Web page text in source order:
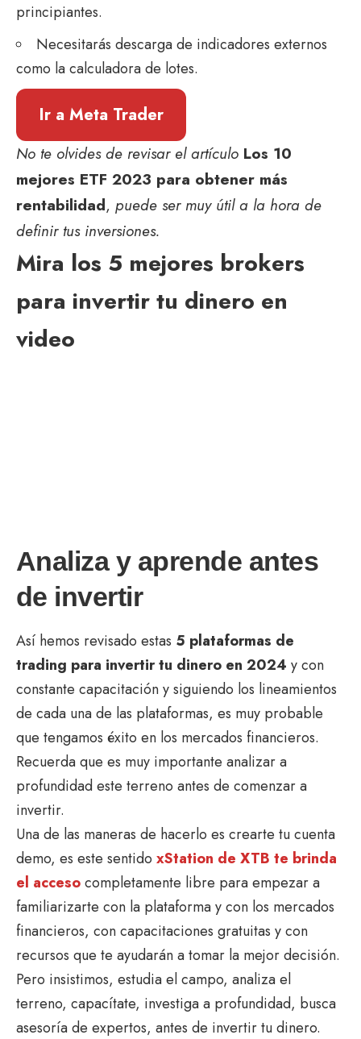
principiantes.
Necesitarás descarga de indicadores externos
como la calculadora de lotes.
Ir a Meta Trader
No te olvides de revisar el artículo Los 10
mejores ETF 2023 para obtener más
rentabilidad, puede ser muy útil a la hora de
definir tus inversiones.
Mira los 5 mejores brokers
para invertir tu dinero en
video
Analiza y aprende antes
de invertir
Así hemos revisado estas 5 plataformas de
trading para invertir tu dinero en 2024 y con
constante capacitación y siguiendo los lineamientos
de cada una de las plataformas, es muy probable
que tengamos éxito en los mercados financieros.
Recuerda que es muy importante analizar a
profundidad este terreno antes de comenzar a
invertir.
Una de las maneras de hacerlo es crearte tu cuenta
demo, es este sentido xStation de XTB te brinda
el accesocompletamente libre para empezar a
familiarizarte con la plataforma y con los mercados
financieros, con capacitaciones gratuitas y con
recursos que te ayudarán a tomar la mejor decisión.
Pero insistimos, estudia el campo, analiza el
terreno, capacítate, investiga a profundidad, busca
asesoría de expertos, antes de invertir tu dinero.